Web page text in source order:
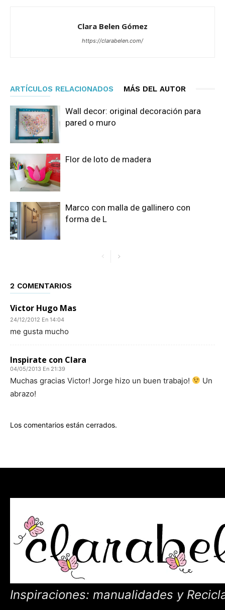
Clara Belen Gómez
https://clarabelen.com/
ARTÍCULOS RELACIONADOS MÁS DEL AUTOR
Wall decor: original decoración para
pared o muro
Flor de loto de madera
Marco con malla de gallinero con
forma de L
2 COMENTARIOS
Victor Hugo Mas
24/12/2012 En 14:04
me gusta mucho
Inspirate con Clara
04/05/2013 En 21:39
Muchas gracias Victor! Jorge hizo un buen trabajo!
Un
abrazo!
Los comentarios están cerrados.
Inspiraciones: manualidades y